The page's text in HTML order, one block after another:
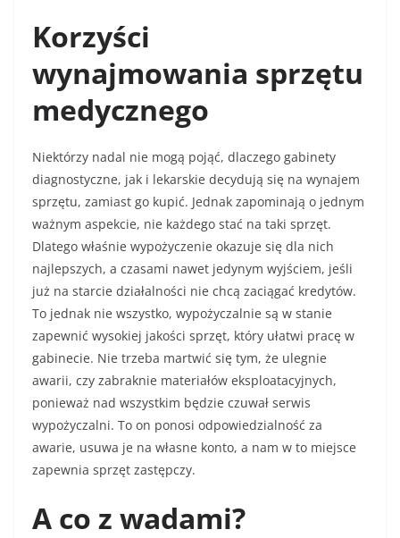
Korzyści
wynajmowania sprzętu
medycznego
Niektórzy nadal nie mogą pojąć, dlaczego gabinety
diagnostyczne, jak i lekarskie decydują się na wynajem
sprzętu, zamiast go kupić. Jednak zapominają o jednym
ważnym aspekcie, nie każdego stać na taki sprzęt.
Dlatego właśnie wypożyczenie okazuje się dla nich
najlepszych, a czasami nawet jedynym wyjściem, jeśli
już na starcie działalności nie chcą zaciągać kredytów.
To jednak nie wszystko, wypożyczalnie są w stanie
zapewnić wysokiej jakości sprzęt, który ułatwi pracę w
gabinecie. Nie trzeba martwić się tym, że ulegnie
awarii, czy zabraknie materiałów eksploatacyjnych,
ponieważ nad wszystkim będzie czuwał serwis
wypożyczalni. To on ponosi odpowiedzialność za
awarie, usuwa je na własne konto, a nam w to miejsce
zapewnia sprzęt zastępczy.
A co z wadami?